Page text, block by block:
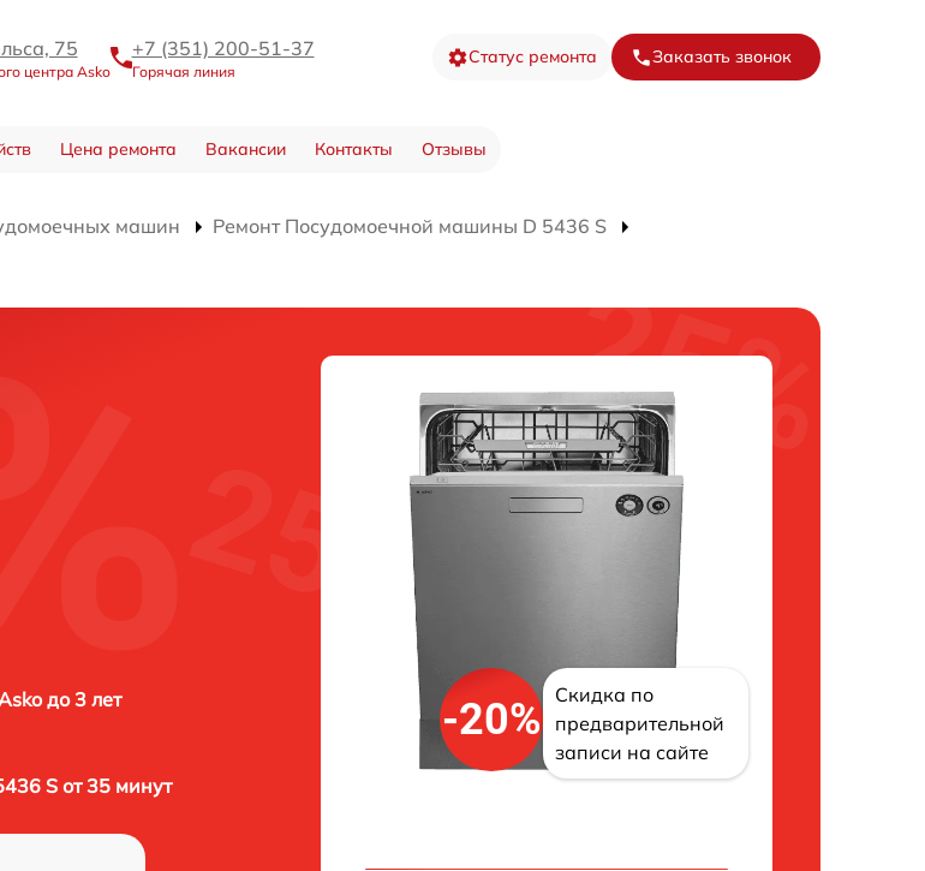
75
центра Asko
+7 (351) 200-51-37
Горячая линия
Статус ремонта Заказать звонок
Цена ремонта Вакансии Контакты Отзывы
машин
Ремонт Посудомоечной машины D 5436 S
до 3 лет
S от 35 минут
-20%
Скидка по
предварительной
записи на сайте